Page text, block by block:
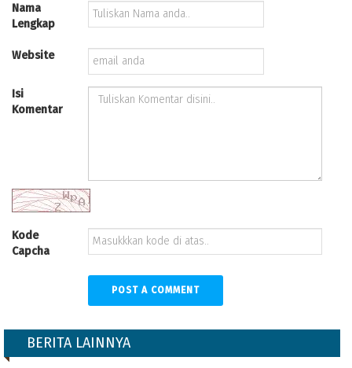
Nama
Lengkap
Website
Isi
Komentar
Kode
Capcha
BERITA LAINNYA